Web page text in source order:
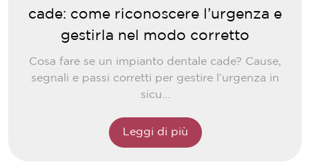
cade: come riconoscere l’urgenza e
gestirla nel modo corretto
Cosa fare se un impianto dentale cade? Cause,
segnali e passi corretti per gestire l’urgenza in
sicu...
Leggi di più